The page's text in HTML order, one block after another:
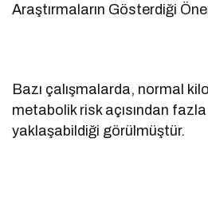
Araştırmaların Gösterdiği
Bazı çalışmalarda, normal
metabolik risk açısından
yaklaşabildiği görülmüştür.